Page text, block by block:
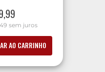
,99
sem juros
AO CARRINHO